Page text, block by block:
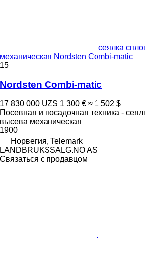
сеялка
механическая Nordsten Combi-matic
15
Nordsten Combi-matic
17 830 000 UZS 1 300 € ≈ 1 502 $
Посевная и посадочная техника -
высева механическая
1900
Норвегия, Telemark
LANDBRUKSSALG.NO AS
Связаться с продавцом